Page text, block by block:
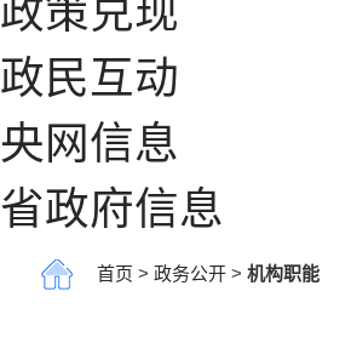
政策兑现
政民互动
央网信息
省政府信息
首页 > 政务公开> 机构职能